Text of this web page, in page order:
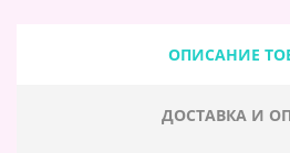
ОПИСАНИЕ
ДОСТАВКА И